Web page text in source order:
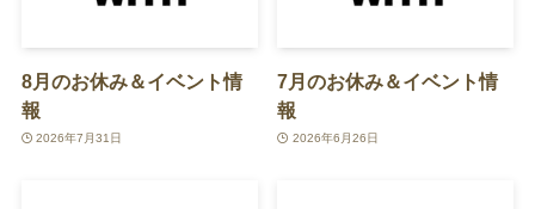
8月のお休み＆イベント情
報
2026年7月31日
7月のお休み＆イベント情
報
2026年6月26日